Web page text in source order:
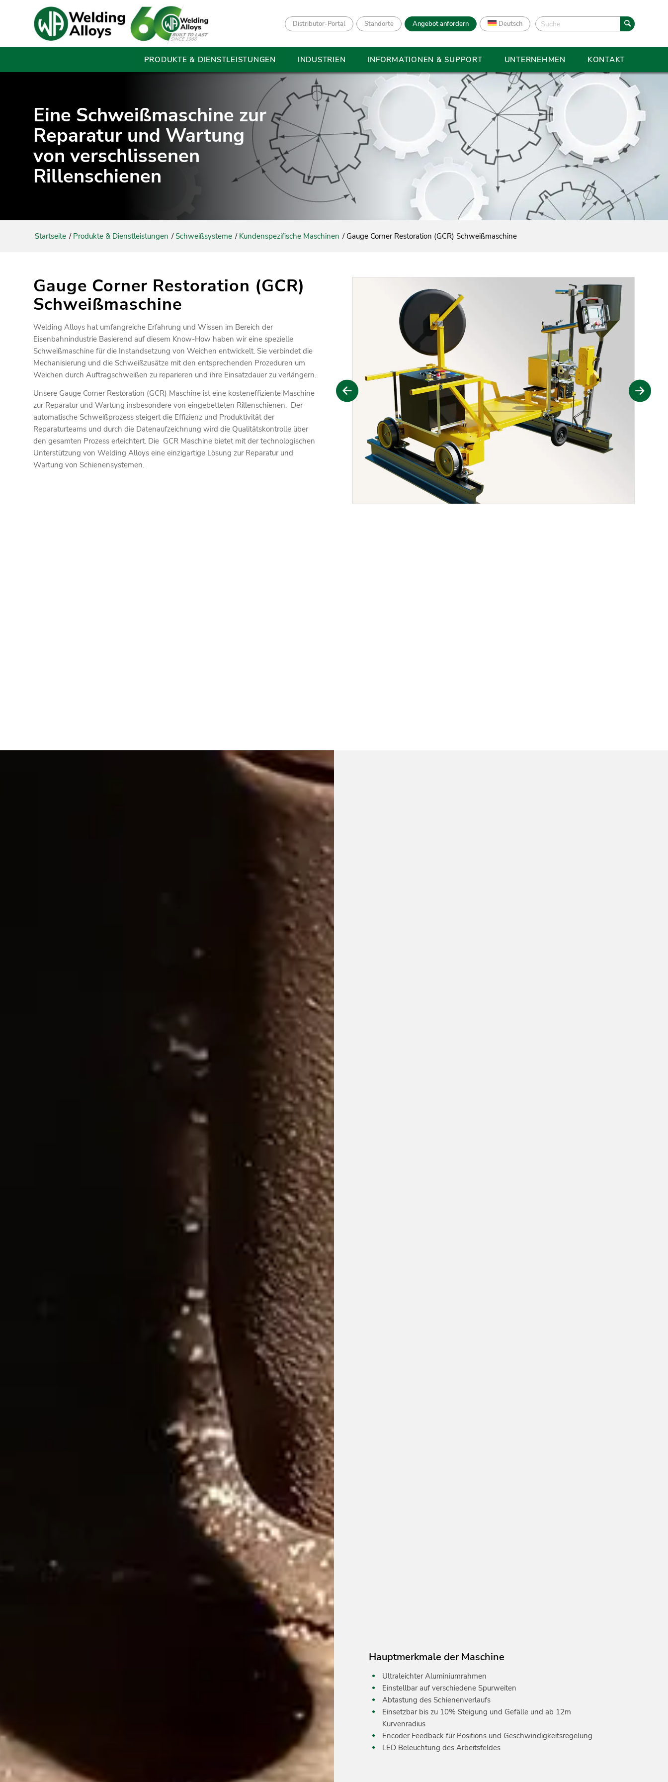
Distributor-Portal Standorte Angebot anfordern Deutsch
PRODUKTE & DIENSTLEISTUNGEN INDUSTRIEN INFORMATIONEN & SUPPORT UNTERNEHMEN KONTAKT
Eine Schweißmaschine zur
Reparatur und Wartung
von verschlissenen
Rillenschienen
Startseite / Produkte & Dienstleistungen / Schweißsysteme / Kundenspezifische Maschinen / Gauge Corner Restoration (GCR) Schweißmaschine
Gauge Corner Restoration (GCR)
Schweißmaschine
Welding Alloys hat umfangreiche Erfahrung und Wissen im Bereich der
Eisenbahnindustrie Basierend auf diesem Know-How haben wir eine spezielle
Schweißmaschine für die Instandsetzung von Weichen entwickelt. Sie verbindet die
Mechanisierung und die Schweißzusätze mit den entsprechenden Prozeduren um
Weichen durch Auftragschweißen zu reparieren und ihre Einsatzdauer zu verlängern.
Unsere Gauge Corner Restoration (GCR) Maschine ist eine kosteneffiziente Maschine
zur Reparatur und Wartung insbesondere von eingebetteten Rillenschienen. Der
automatische Schweißprozess steigert die Effizienz und Produktivität der
Reparaturteams und durch die Datenaufzeichnung wird die Qualitätskontrolle über
den gesamten Prozess erleichtert. Die GCR Maschine bietet mit der technologischen
Unterstützung von Welding Alloys eine einzigartige Lösung zur Reparatur und
Wartung von Schienensystemen.
Hauptmerkmale der Maschine
Ultraleichter Aluminiumrahmen
Einstellbar auf verschiedene Spurweiten
Abtastung des Schienenverlaufs
Einsetzbar bis zu 10% Steigung und Gefälle und ab 12m
Kurvenradius
Encoder Feedback für Positions und Geschwindigkeitsregelung
LED Beleuchtung des Arbeitsfeldes